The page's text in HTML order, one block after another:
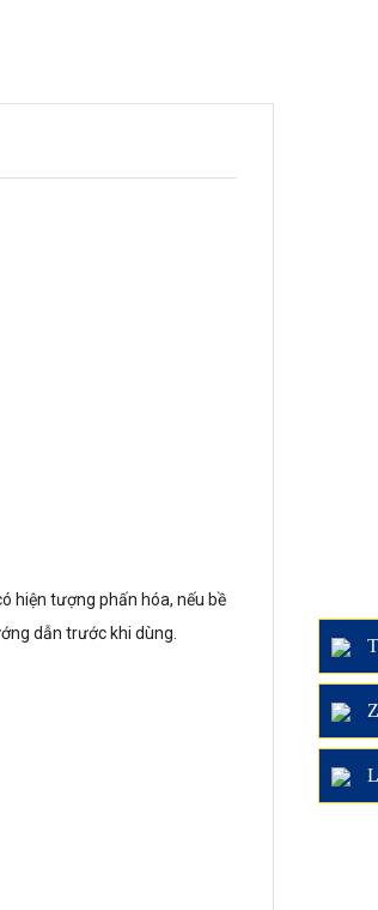
hiện tượng phấn hóa, nếu bề
dẫn trước khi dùng.